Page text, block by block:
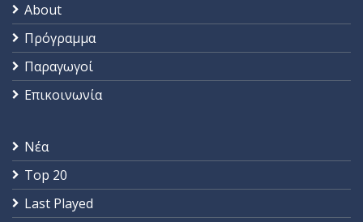
About
Πρόγραμμα
Παραγωγοί
Επικοινωνία
Νέα
Top 20
Last Played